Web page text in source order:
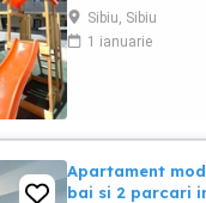
parterul inalt al unui
localizat intr-o zona
liniste, confort si
Sibiu, Sibiu
1 ianuarie
Apartament
bai si 2 parcari